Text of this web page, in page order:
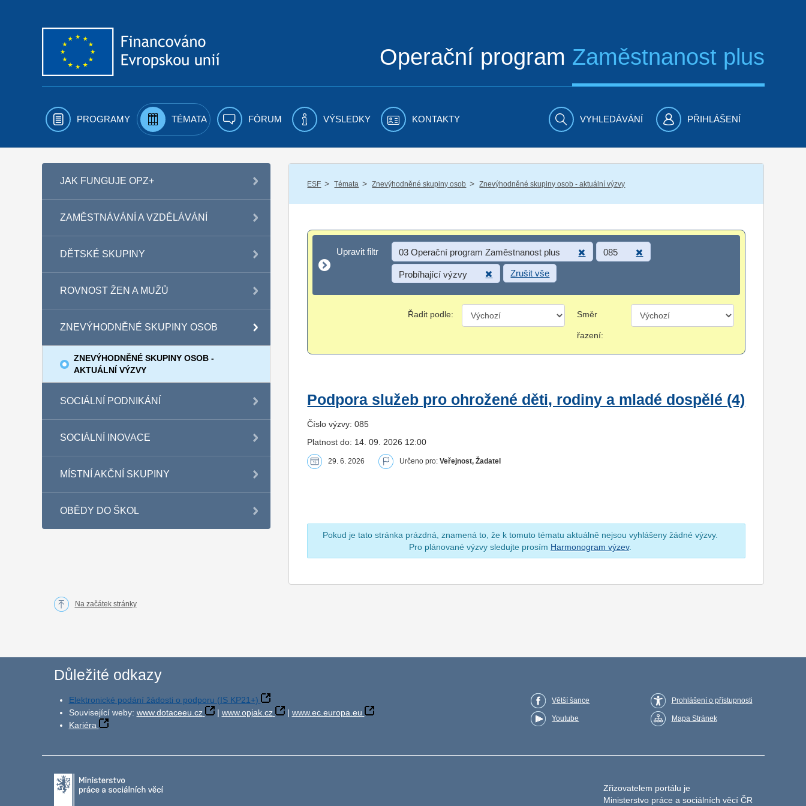
Operační program Zaměstnanost plus
PROGRAMY TÉMATA FÓRUM VÝSLEDKY KONTAKTY VYHLEDÁVÁNÍ PŘIHLÁŠENÍ
JAK FUNGUJE OPZ+
ZAMĚSTNÁVÁNÍ A VZDĚLÁVÁNÍ
DĚTSKÉ SKUPINY
ROVNOST ŽEN A MUŽŮ
ZNEVÝHODNĚNÉ SKUPINY OSOB
ZNEVÝHODNĚNÉ SKUPINY OSOB -
AKTUÁLNÍ VÝZVY
SOCIÁLNÍ PODNIKÁNÍ
SOCIÁLNÍ INOVACE
MÍSTNÍ AKČNÍ SKUPINY
OBĚDY DO ŠKOL
ESF / Témata / Znevýhodněné skupiny osob / Znevýhodněné skupiny osob - aktuální výzvy
Upravit filtr
Upravit filtr 03 Operační program Zaměstnanost plus 085
Probíhající výzvy Zrušit vše
Řadit podle: Směr
řazení:
Podpora služeb pro ohrožené děti, rodiny a mladé dospělé (4)
Číslo výzvy: 085
Platnost do: 14. 09. 2026 12:00
29. 6. 2026 Určeno pro:Veřejnost, Žadatel
Pokud je tato stránka prázdná, znamená to, že k tomuto tématu aktuálně nejsou vyhlášeny žádné výzvy.
Pro plánované výzvy sledujte prosím Harmonogram výzev.
Na začátek stránky
Důležité odkazy
Elektronické podání žádosti o podporu (IS KP21+)
Související weby: www.dotaceeu.cz | www.opjak.cz | www.ec.europa.eu
Kariéra
Větší šance
Youtube
Prohlášení o přístupnosti
Mapa Stránek
Zřizovatelem portálu je
Ministerstvo práce a sociálních věcí ČR